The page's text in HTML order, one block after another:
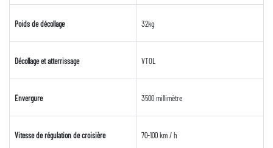
Poids de décollage 32kg
Décollage et atterrissage VTOL
Envergure 3500 millimètre
Vitesse de régulation de croisière 70-100 km / h